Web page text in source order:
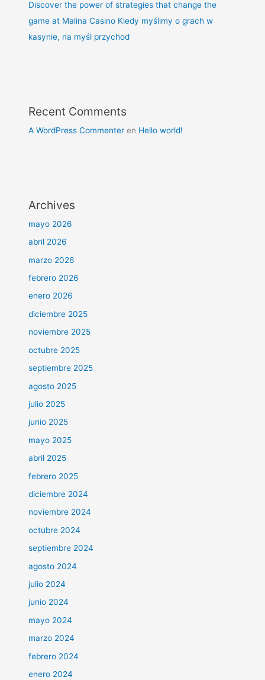
Discover the power of strategies that change the
game at Malina Casino Kiedy myślimy o grach w
kasynie, na myśl przychod
Recent Comments
A WordPress Commenter en Hello world!
Archives
mayo 2026
abril 2026
marzo 2026
febrero 2026
enero 2026
diciembre 2025
noviembre 2025
octubre 2025
septiembre 2025
agosto 2025
julio 2025
junio 2025
mayo 2025
abril 2025
febrero 2025
diciembre 2024
noviembre 2024
octubre 2024
septiembre 2024
agosto 2024
julio 2024
junio 2024
mayo 2024
marzo 2024
febrero 2024
enero 2024